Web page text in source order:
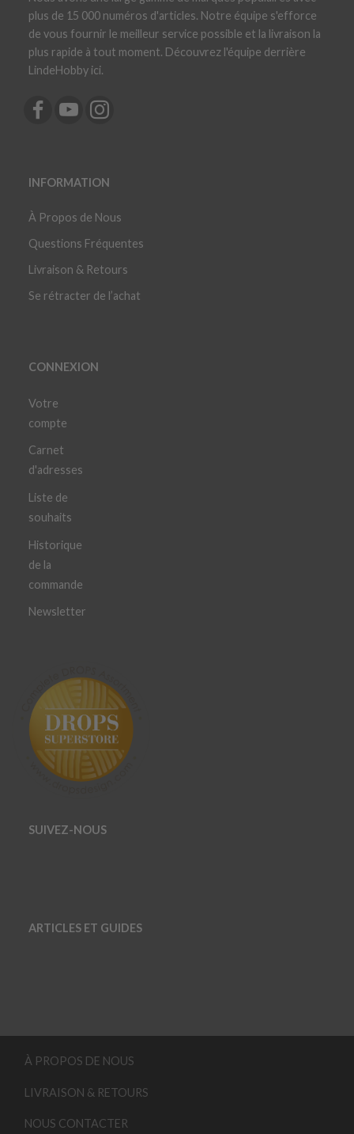
plus de 15 000 numéros d'articles. Notre équipe s'efforce
de vous fournir le meilleur service possible et la livraison la
plus rapide à tout moment. Découvrez l'équipe derrière
LindeHobby ici.
INFORMATION
À Propos de Nous
Questions Fréquentes
Livraison & Retours
Se rétracter de l’achat
CONNEXION
Votre
compte
Carnet
d'adresses
Liste de
souhaits
Historique
de la
commande
Newsletter
SUIVEZ-NOUS
ARTICLES ET GUIDES
À PROPOS DE NOUS
LIVRAISON & RETOURS
NOUS CONTACTER